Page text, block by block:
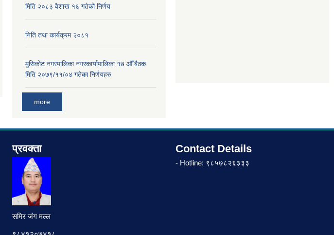
मिति २०८३ वैशाख १६ गतेको निर्णय
निति तथा कार्यक्रम २०८१
मुसिकोट नगरपालिका नगरकार्यापालिका १७ औँ बैठक
मिति २०७९/११/०४ गतेका निर्णयहरु
more
प्रवक्ता
समिर जंग मल्ल
Contact Details
- Hotline: ९८५७८२६३३३